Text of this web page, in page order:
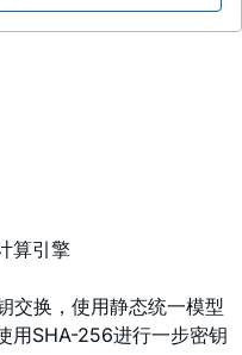
算引擎
交换，使用静态统一模型
用SHA-256进行一步密钥